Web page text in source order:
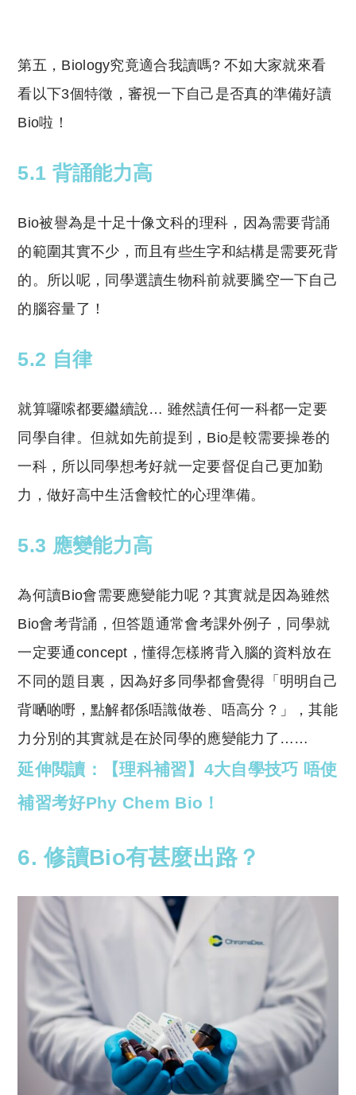
第五，Biology究竟適合我讀嗎? 不如大家就來看
看以下3個特徵，審視一下自己是否真的準備好讀
Bio啦！
5.1 背誦能力高
Bio被譽為是十足十像文科的理科，因為需要背誦
的範圍其實不少，而且有些生字和結構是需要死背
的。所以呢，同學選讀生物科前就要騰空一下自己
的腦容量了！
5.2 自律
就算囉嗦都要繼續說… 雖然讀任何一科都一定要
同學自律。但就如先前提到，Bio是較需要操卷的
一科，所以同學想考好就一定要督促自己更加勤
力，做好高中生活會較忙的心理準備。
5.3 應變能力高
為何讀Bio會需要應變能力呢？其實就是因為雖然
Bio會考背誦，但答題通常會考課外例子，同學就
一定要通concept，懂得怎樣將背入腦的資料放在
不同的題目裏，因為好多同學都會覺得「明明自己
背嗮啲嘢，點解都係唔識做卷、唔高分？」，其能
力分別的其實就是在於同學的應變能力了……
延伸閲讀：【理科補習】4大自學技巧 唔使
補習考好Phy Chem Bio！
6. 修讀Bio有甚麼出路？